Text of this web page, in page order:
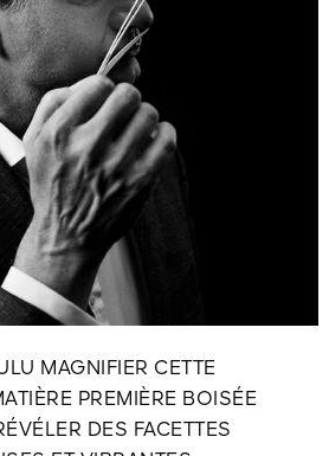
MAGNIFIER CETTE
PREMIÈRE BOISÉE
DES FACETTES